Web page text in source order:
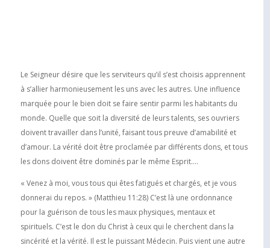
Le Seigneur désire que les serviteurs qu’il s’est choisis apprennent
à s’allier harmonieusement les uns avec les autres. Une influence
marquée pour le bien doit se faire sentir parmi les habitants du
monde. Quelle que soit la diversité de leurs talents, ses ouvriers
doivent travailler dans l’unité, faisant tous preuve d’amabilité et
d’amour. La vérité doit être proclamée par différents dons, et tous
les dons doivent être dominés par le même Esprit….
« Venez à moi, vous tous qui êtes fatigués et chargés, et je vous
donnerai du repos. » (Matthieu 11:28) C’est là une ordonnance
pour la guérison de tous les maux physiques, mentaux et
spirituels. C’est le don du Christ à ceux qui le cherchent dans la
sincérité et la vérité. Il est le puissant Médecin. Puis vient une autre